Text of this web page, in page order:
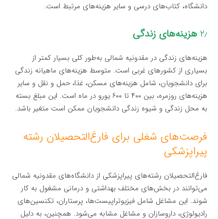
دانشگاه، کتاب‌های درسی و سایر هزینه‌های مرتبط است.
۲٫ هزینه‌های زندگی
هزینه‌های زندگی در مقدونیه شمالی به‌طور کلی بسیار کمتر از
بسیاری از کشورهای غربی است. متوسط هزینه‌های ماهیانه زندگی
برای دانشجویان، شامل هزینه‌های مسکن، غذا، حمل و نقل و سایر
هزینه‌های روزمره، بین ۴۰۰ تا ۶۰۰ یورو در ماه است. این مبلغ بسته
به محل زندگی و شیوه زندگی دانشجویان ممکن است متغیر باشد.
فرصت‌های شغلی برای فارغ‌التحصیلان رشته
پیراپزشکی
فارغ‌التحصیلان رشته‌های پیراپزشکی از دانشگاه‌های مقدونیه شمالی
می‌توانند در بخش‌های مختلف بهداشتی و درمانی مشغول به کار
شوند. این مشاغل شامل فیزیوتراپیست‌ها، پرستاران، تکنسین‌های
رادیولوژی، داروسازان و مشاغل مشابه می‌شود. همچنین، به دلیل